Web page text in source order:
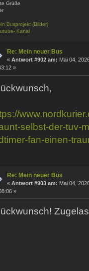
Grüße
Busprojekt (Bilder)
Kanal
Re: Mein neuer Bus
« Antwort #902 am: Mai 04,
»
selbst-der-tuv-
fan-einen-
Re: Mein neuer Bus
« Antwort #903 am: Mai 04,
»